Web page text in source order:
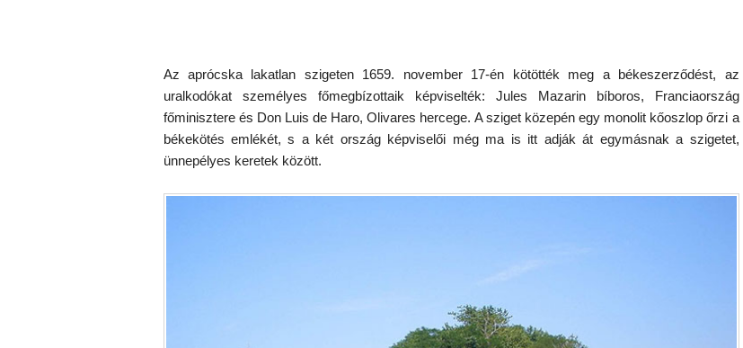
Az aprócska lakatlan szigeten 1659. november 17-én kötötték meg a békeszerződést, az
uralkodókat személyes főmegbízottaik képviselték: Jules Mazarin bíboros, Franciaország
főminisztere és Don Luis de Haro, Olivares hercege. A sziget közepén egy monolit kőoszlop őrzi a
békekötés emlékét, s a két ország képviselői még ma is itt adják át egymásnak a szigetet,
ünnepélyes keretek között.